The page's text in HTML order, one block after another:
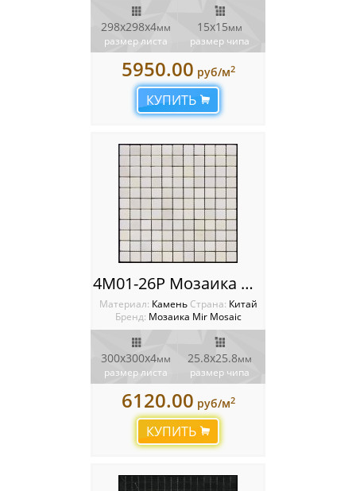
298х298х4мм
размер листа
15х15мм
размер чипа
5950.00 руб/м2
КУПИТЬ
4M01-26P Мозаика Mir Mosaic
Материал: Камень Cтрана: Китай
Бренд: Мозаика Mir Mosaic
300х300х4мм
размер листа
25.8х25.8мм
размер чипа
6120.00 руб/м2
КУПИТЬ